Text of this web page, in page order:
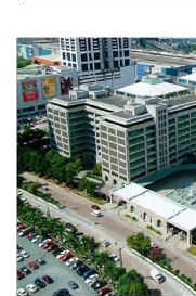
Kurslar
Blog
Yana
Qidirish